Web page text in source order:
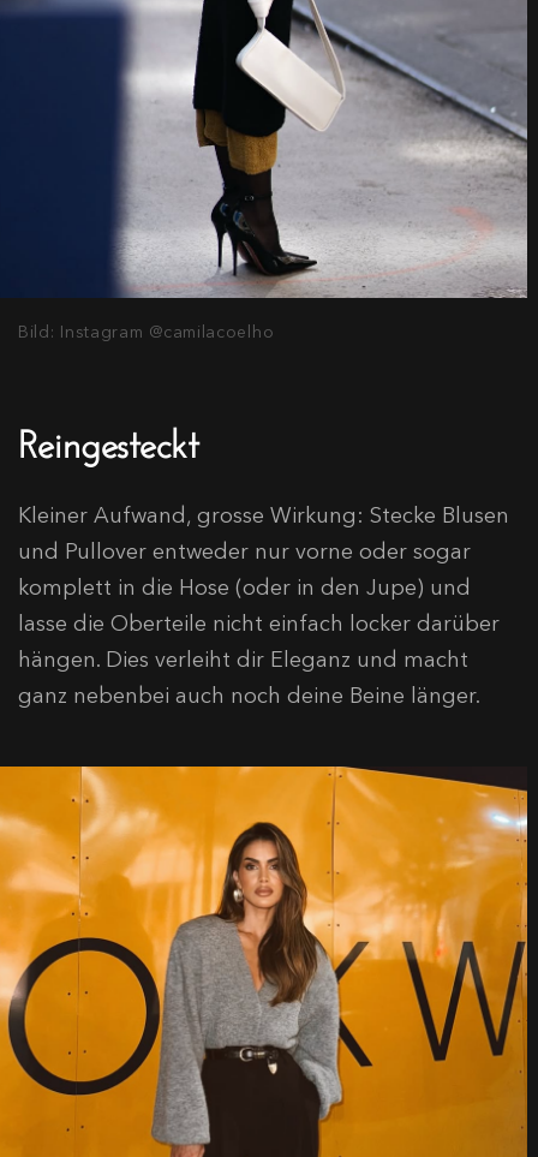
Bild: Instagram @camilacoelho
Reingesteckt
Kleiner Aufwand, grosse Wirkung: Stecke Blusen
und Pullover entweder nur vorne oder sogar
komplett in die Hose (oder in den Jupe) und
lasse die Oberteile nicht einfach locker darüber
hängen. Dies verleiht dir Eleganz und macht
ganz nebenbei auch noch deine Beine länger.